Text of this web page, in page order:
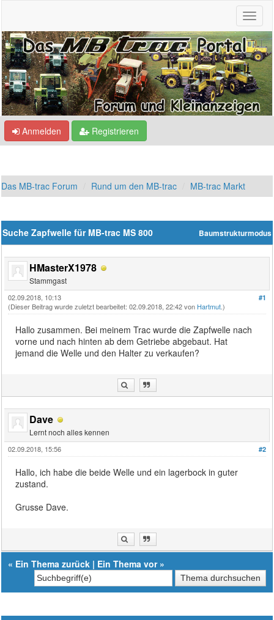
Anmelden Registrieren
Das MB-trac Forum Rund um den MB-trac MB-trac Markt
Baumstrukturmodus
Suche Zapfwelle für MB-trac MS 800
HMasterX1978
Stammgast
#1
02.09.2018, 10:13
(Dieser Beitrag wurde zuletzt bearbeitet: 02.09.2018, 22:42 von Hartmut.)
Hallo zusammen. Bei meinem Trac wurde die Zapfwelle nach
vorne und nach hinten ab dem Getriebe abgebaut. Hat
jemand die Welle und den Halter zu verkaufen?
Dave
Lernt noch alles kennen
#2
02.09.2018, 15:56
Hallo, ich habe die beide Welle und ein lagerbock in guter
zustand.
Grusse Dave.
« Ein Thema zurück | Ein Thema vor»